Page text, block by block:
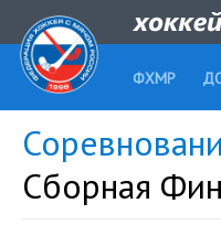
ФХМР
Сборная